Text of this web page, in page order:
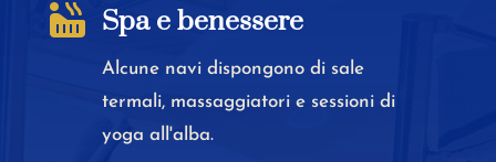
 Spa e benessere
Alcune navi dispongono di sale
termali, massaggiatori e sessioni di
yoga all'alba.